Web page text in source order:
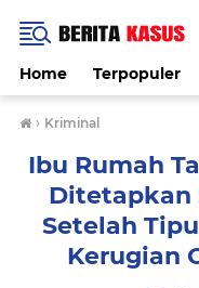
Home Terpopuler
› Kriminal
Ibu Rumah
Ditetapkan
Setelah
Kerugian